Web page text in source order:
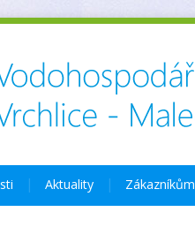
Aktuality Zákazníkům